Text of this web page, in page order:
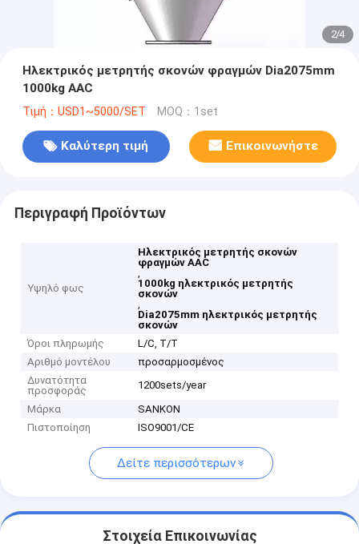
2/4
Ηλεκτρικός μετρητής σκονών φραγμών Dia2075mm
1000kg AAC
Τιμή：USD1~5000/SET MOQ：1set
Καλύτερη τιμή Επικοινωνήστε
Περιγραφή Προϊόντων
Υψηλό φως
Ηλεκτρικός μετρητής σκονών
φραγμών AAC
,
1000kg ηλεκτρικός μετρητής
σκονών
,
Dia2075mm ηλεκτρικός μετρητής
σκονών
Όροι πληρωμής
L/C, T/T
Αριθμό μοντέλου
προσαρμοσμένος
Δυνατότητα
προσφοράς
1200sets/year
Μάρκα
SANKON
Πιστοποίηση
ISO9001/CE
Δείτε περισσότερων
Στοιχεία Επικοινωνίας